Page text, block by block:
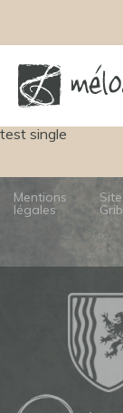
test single
Mentions
légales